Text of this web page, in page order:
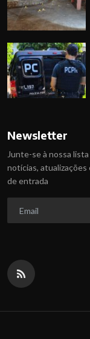
Newsletter
Junte-se à nossa
notícias,
de entrada